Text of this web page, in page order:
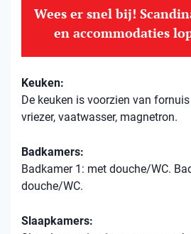
Wees er snel bij!
en accommodaties
Keuken:
De keuken is voorzien van
vriezer, vaatwasser, magnetron.
Badkamers:
Badkamer 1: met douche/WC.
douche/WC.
Slaapkamers: